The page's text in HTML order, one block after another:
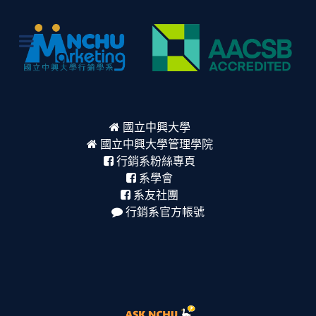
國立中興大學
國立中興大學管理學院
行銷系粉絲專頁
系學會
系友社團
行銷系官方帳號